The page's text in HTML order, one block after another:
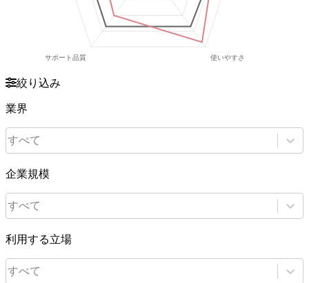
絞り込み
業界
すべて
企業規模
すべて
利用する立場
すべて